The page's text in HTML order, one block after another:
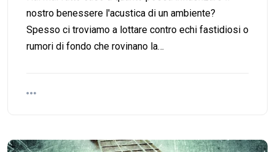
nostro benessere l'acustica di un ambiente?
Spesso ci troviamo a lottare contro echi fastidiosi o
rumori di fondo che rovinano la…